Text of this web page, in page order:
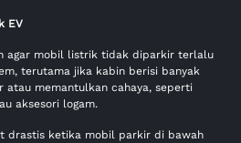
EV
agar mobil listrik tidak diparkir terlalu
terutama jika kabin berisi banyak
atau memantulkan cahaya, seperti
aksesori logam.
drastis ketika mobil parkir di bawah